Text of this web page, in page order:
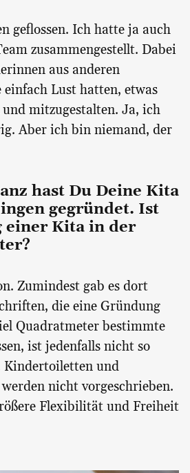
geflossen. Ich hatte ja auch
zusammengestellt. Dabei
aus anderen
Lust hatten, etwas
und mitzugestalten. Ja, ich
Aber ich bin niemand, der
hast Du Deine Kita
gegründet. Ist
einer Kita in der
Zumindest gab es dort
die eine Gründung
Quadratmeter bestimmte
ist jedenfalls nicht so
Kindertoiletten und
nicht vorgeschrieben.
Flexibilität und Freiheit